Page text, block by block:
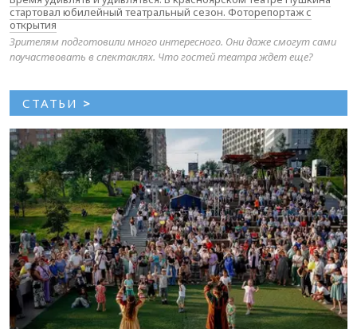
стартовал юбилейный театральный сезон. Фоторепортаж с
открытия
Зрителям подготовили много интересного. Они даже смогут сами
поучаствовать в спектаклях. Что гостей театра ждет еще?
СТАТЬИ >